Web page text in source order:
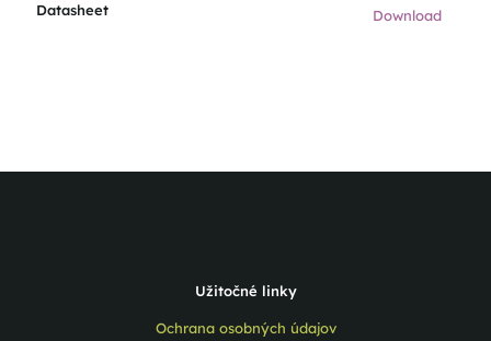
Datasheet Download
Užitočné linky
Ochrana osobných údajov